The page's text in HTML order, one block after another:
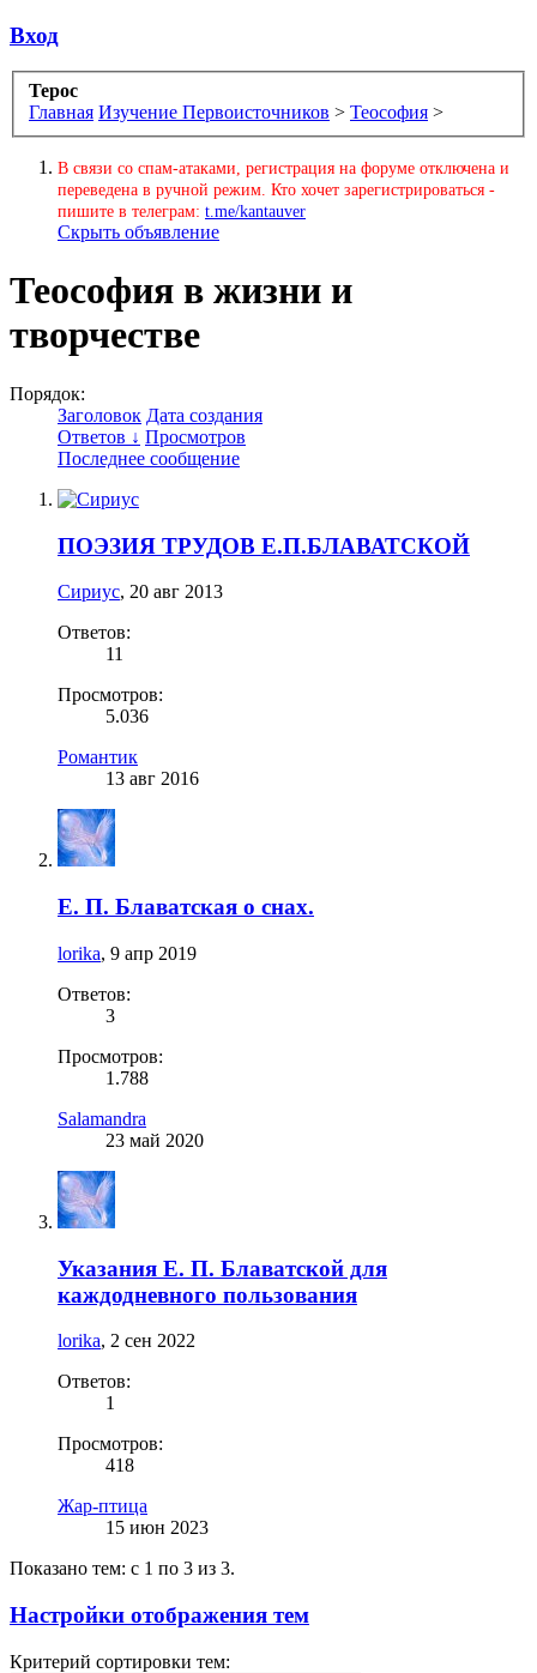
Вход
Терос
Главная Изучение Первоисточников > Теософия >
В связи со спам-атаками, регистрация на форуме отключена и
переведена в ручной режим. Кто хочет зарегистрироваться -
пишите в телеграм: t.me/kantauver
Скрыть объявление
Теософия в жизни и
творчестве
Порядок:
Заголовок Дата создания
Ответов ↓ Просмотров
Последнее сообщение
ПОЭЗИЯ ТРУДОВ Е.П.БЛАВАТСКОЙ
Сириус, 20 авг 2013
Ответов:
11
Просмотров:
5.036
Романтик
13 авг 2016
Е. П. Блаватская о снах.
lorika, 9 апр 2019
Ответов:
3
Просмотров:
1.788
Salamandra
23 май 2020
Указания Е. П. Блаватской для
каждодневного пользования
lorika, 2 сен 2022
Ответов:
1
Просмотров:
418
Жар-птица
15 июн 2023
Показано тем: с 1 по 3 из 3.
Настройки отображения тем
Критерий сортировки тем: